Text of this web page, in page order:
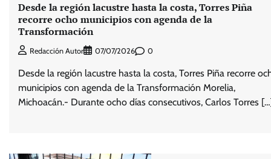
Desde la región lacustre hasta la costa, Torres Piña
recorre ocho municipios con agenda de la
Transformación
Redacción Autor 07/07/2026 0
Desde la región lacustre hasta la costa, Torres Piña recorre
municipios con agenda de la Transformación Morelia,
Michoacán.- Durante ocho días consecutivos, Carlos Torres